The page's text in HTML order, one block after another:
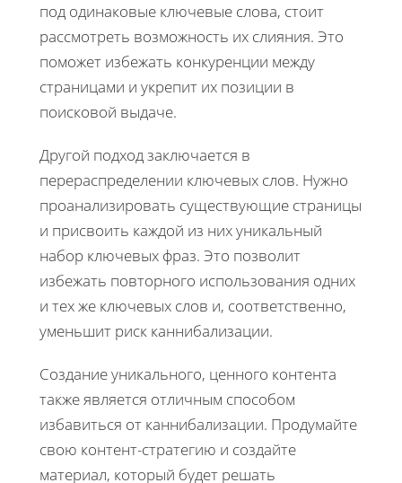
под одинаковые ключевые слова, стоит
рассмотреть возможность их слияния. Это
поможет избежать конкуренции между
страницами и укрепит их позиции в
поисковой выдаче.
Другой подход заключается в
перераспределении ключевых слов. Нужно
проанализировать существующие страницы
и присвоить каждой из них уникальный
набор ключевых фраз. Это позволит
избежать повторного использования одних
и тех же ключевых слов и, соответственно,
уменьшит риск каннибализации.
Создание уникального, ценного контента
также является отличным способом
избавиться от каннибализации. Продумайте
свою контент-стратегию и создайте
материал, который будет решать